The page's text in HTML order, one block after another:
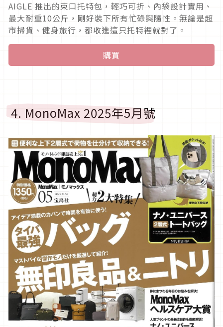
AIGLE 推出的束口托特包，輕巧可折、內袋設計實用、
最大耐重10公斤，剛好裝下所有忙碌與隨性。無論是超
市掃貨、健身旅行，都收進這只托特裡就對了。
購買
4. MonoMax 2025年5月號